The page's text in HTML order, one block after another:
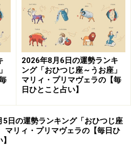
2026年8月6日の運勢ランキ
ング「おひつじ座～うお座」
マリィ・プリマヴェラの【毎
日ひとこと占い】
日の運勢ランキング「おひつじ座
マリィ・プリマヴェラの【毎日ひ